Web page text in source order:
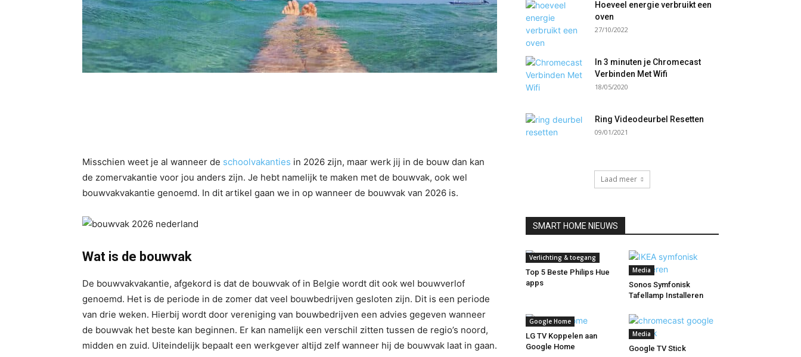
Misschien weet je al wanneer de schoolvakanties in 2026 zijn, maar werk jij in de bouw dan kan
de zomervakantie voor jou anders zijn. Je hebt namelijk te maken met de bouwvak, ook wel
bouwvakvakantie genoemd. In dit artikel gaan we in op wanneer de bouwvak van 2026 is.
Wat is de bouwvak
De bouwvakvakantie, afgekord is dat de bouwvak of in Belgie wordt dit ook wel bouwverlof
genoemd. Het is de periode in de zomer dat veel bouwbedrijven gesloten zijn. Dit is een periode
van drie weken. Hierbij wordt door vereniging van bouwbedrijven een advies gegeven wanneer
de bouwvak het beste kan beginnen. Er kan namelijk een verschil zitten tussen de regio’s noord,
midden en zuid. Uiteindelijk bepaalt een werkgever altijd zelf wanneer hij de bouwvak laat in gaan.
Hoeveel energie verbruikt een
oven
27/10/2022
In 3 minuten je Chromecast
Verbinden Met Wifi
18/05/2020
Ring Videodeurbel Resetten
09/01/2021
Laad meer
SMART HOME NIEUWS
Verlichting & toegang
Top 5 Beste Philips Hue
apps
Media
Sonos Symfonisk
Tafellamp Installeren
Google Home
LG TV Koppelen aan
Google Home
Media
Google TV Stick